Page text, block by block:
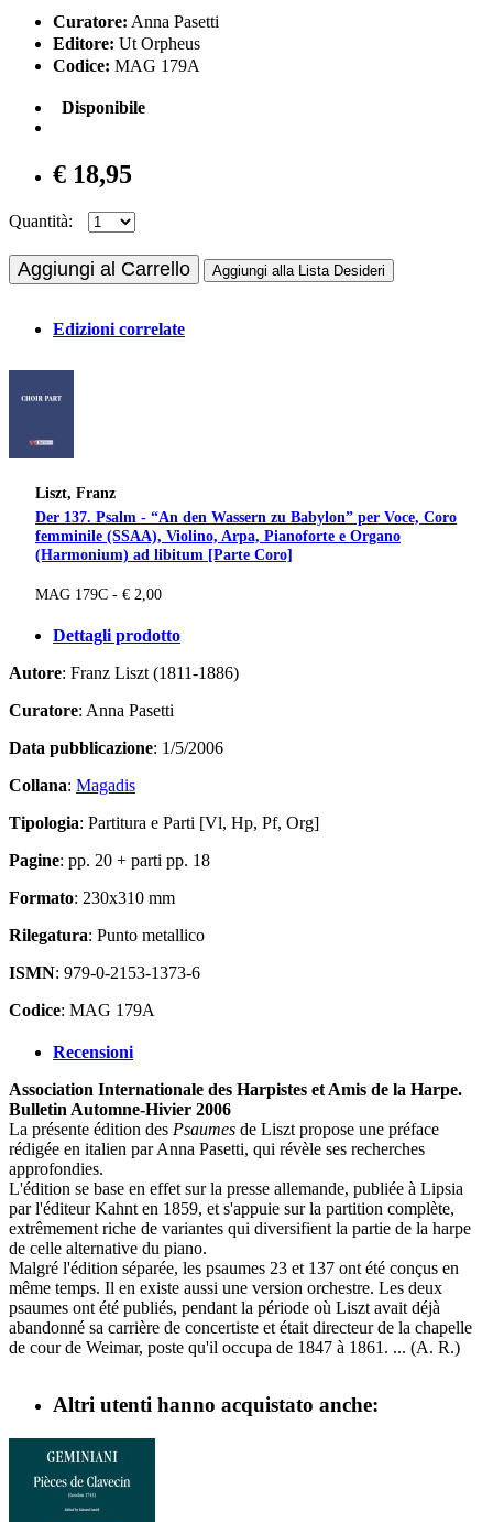
Curatore: Anna Pasetti
Editore: Ut Orpheus
Codice: MAG 179A
Disponibile
€ 18,95
Quantità:
Aggiungi al Carrello Aggiungi alla Lista Desideri
Edizioni correlate
Liszt, Franz
Der 137. Psalm - “An den Wassern zu Babylon” per Voce, Coro
femminile (SSAA), Violino, Arpa, Pianoforte e Organo
(Harmonium) ad libitum [Parte Coro]
MAG 179C - € 2,00
Dettagli prodotto
Autore: Franz Liszt (1811-1886)
Curatore: Anna Pasetti
Data pubblicazione: 1/5/2006
Collana: Magadis
Tipologia: Partitura e Parti [Vl, Hp, Pf, Org]
Pagine: pp. 20 + parti pp. 18
Formato: 230x310 mm
Rilegatura: Punto metallico
ISMN: 979-0-2153-1373-6
Codice: MAG 179A
Recensioni
Association Internationale des Harpistes et Amis de la Harpe.
Bulletin Automne-Hivier 2006
La présente édition des Psaumes de Liszt propose une préface
rédigée en italien par Anna Pasetti, qui révèle ses recherches
approfondies.
L'édition se base en effet sur la presse allemande, publiée à Lipsia
par l'éditeur Kahnt en 1859, et s'appuie sur la partition complète,
extrêmement riche de variantes qui diversifient la partie de la harpe
de celle alternative du piano.
Malgré l'édition séparée, les psaumes 23 et 137 ont été conçus en
même temps. Il en existe aussi une version orchestre. Les deux
psaumes ont été publiés, pendant la période où Liszt avait déjà
abandonné sa carrière de concertiste et était directeur de la chapelle
de cour de Weimar, poste qu'il occupa de 1847 à 1861. ... (A. R.)
Altri utenti hanno acquistato anche: